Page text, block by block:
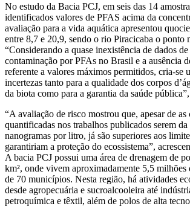
No estudo da Bacia PCJ, em seis das 14
identificados valores de PFAS acima da
avaliação para a vida aquática apresentou
entre 8,7 e 20,9, sendo o rio Piracicaba o ponto
“Considerando a quase inexistência de dados
contaminação por PFAs no Brasil e a ausência
referente a valores máximos permitidos, cria-se
incertezas tanto para a qualidade dos corpos
da biota como para a garantia da saúde
“A avaliação de risco mostrou que, apesar de as
quantificadas nos trabalhos publicados serem
nanogramas por litro, já são superiores aos
garantiriam a proteção do ecossistema”,
A bacia PCJ possui uma área de drenagem de
km², onde vivem aproximadamente 5,5 milhões
de 70 municípios. Nesta região, há atividades
desde agropecuária e sucroalcooleira até
petroquímica e têxtil, além de polos de alta